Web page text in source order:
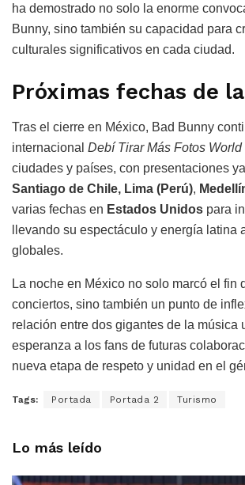
ha demostrado no solo la enorme
Bunny, sino también su capacidad para
culturales significativos en cada ciudad.
Próximas fechas de
Tras el cierre en México, Bad Bunny
internacional Debí Tirar Más Fotos World
ciudades y países, con presentaciones
Santiago de Chile, Lima (Perú),
varias fechas en Estados Unidos para
llevando su espectáculo y energía latina
globales.
La noche en México no solo marcó el fin
conciertos, sino también un punto de
relación entre dos gigantes de la música
esperanza a los fans de futuras
nueva etapa de respeto y unidad en el
Tags: Portada Portada 2 Turismo
Lo más leído